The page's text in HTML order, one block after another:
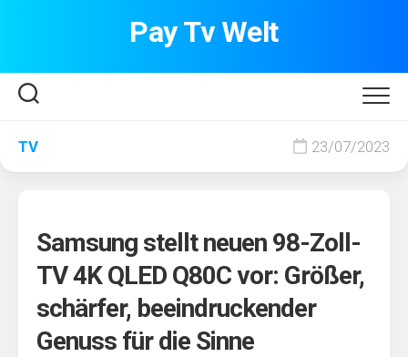
Pay Tv Welt
TV 23/07/2023
Samsung stellt neuen 98-Zoll-
TV 4K QLED Q80C vor: Größer,
schärfer, beeindruckender
Genuss für die Sinne